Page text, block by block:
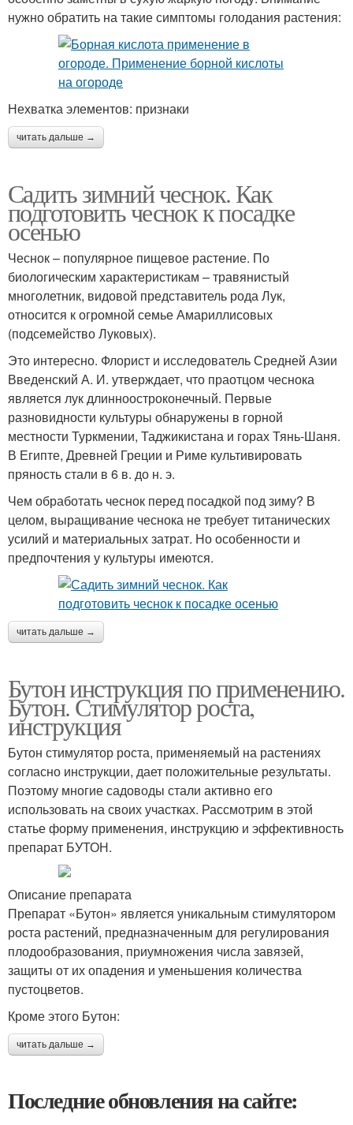
нужно обратить на такие симптомы голодания растения:
Нехватка элементов: признаки
читать дальше →
Садить зимний чеснок. Как
подготовить чеснок к посадке
осенью
Чеснок – популярное пищевое растение. По
биологическим характеристикам – травянистый
многолетник, видовой представитель рода Лук,
относится к огромной семье Амариллисовых
(подсемейство Луковых).
Это интересно. Флорист и исследователь Средней Азии
Введенский А. И. утверждает, что праотцом чеснока
является лук длинноостроконечный. Первые
разновидности культуры обнаружены в горной
местности Туркмении, Таджикистана и горах Тянь-Шаня.
В Египте, Древней Греции и Риме культивировать
пряность стали в 6 в. до н. э.
Чем обработать чеснок перед посадкой под зиму? В
целом, выращивание чеснока не требует титанических
усилий и материальных затрат. Но особенности и
предпочтения у культуры имеются.
читать дальше →
Бутон инструкция по применению.
Бутон. Стимулятор роста,
инструкция
Бутон стимулятор роста, применяемый на растениях
согласно инструкции, дает положительные результаты.
Поэтому многие садоводы стали активно его
использовать на своих участках. Рассмотрим в этой
статье форму применения, инструкцию и эффективность
препарат БУТОН.
Описание препарата
Препарат «Бутон» является уникальным стимулятором
роста растений, предназначенным для регулирования
плодообразования, приумножения числа завязей,
защиты от их опадения и уменьшения количества
пустоцветов.
Кроме этого Бутон:
читать дальше →
Последние обновления на сайте: